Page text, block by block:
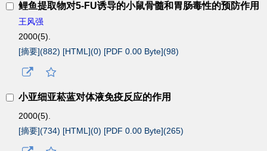
鲤鱼提取物对5-FU诱导的小鼠骨髓和胃肠毒性的预防作用
王风强
2000(5).
[摘要](882) [HTML](0) [PDF 0.00 Byte](98)
小亚细亚菘蓝对体液免疫反应的作用
2000(5).
[摘要](734) [HTML](0) [PDF 0.00 Byte](265)